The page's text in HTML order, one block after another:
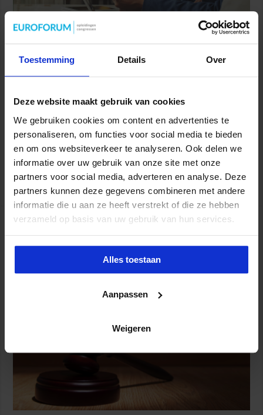
Toestemming Details Over
Deze website maakt gebruik van cookies
We gebruiken cookies om content en advertenties te
personaliseren, om functies voor social media te bieden
en om ons websiteverkeer te analyseren. Ook delen we
informatie over uw gebruik van onze site met onze
partners voor social media, adverteren en analyse. Deze
partners kunnen deze gegevens combineren met andere
informatie die u aan ze heeft verstrekt of die ze hebben
verzameld op basis van uw gebruik van hun services.
Alles toestaan
Aanpassen
Weigeren
Vanaf boekjaar 2021 treedt de nieuwe wetswijziging in werking
van burgemeesters en wethouders worden zelf verantwoordelijk
wijziging heeft gevolgen voor het financieel beleid, de inrichting
en financiële verantwoording binnen gemeenten. De
controleverklaring van de jaarrekening verschuift dan van de
accountant naar de gemeente zelf, waarbij het …
De internationale regelgeving rondom het
redactie 27 oktober 2014 Finance en Control